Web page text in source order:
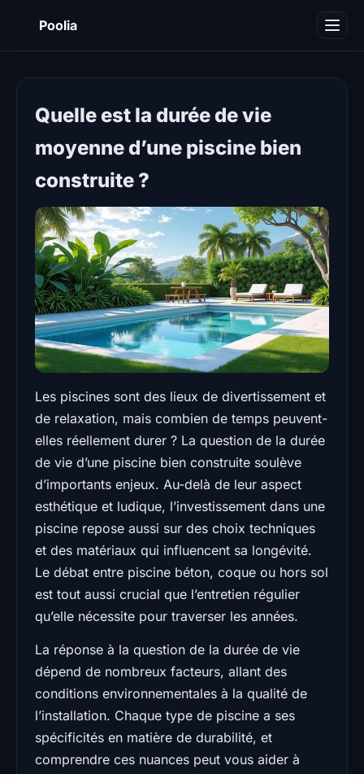
Poolia
Travaux
Divers
Quelle est la durée de vie
moyenne d’une piscine bien
construite ?
Les piscines sont des lieux de divertissement et
de relaxation, mais combien de temps peuvent-
elles réellement durer ? La question de la durée
de vie d’une piscine bien construite soulève
d’importants enjeux. Au-delà de leur aspect
esthétique et ludique, l’investissement dans une
piscine repose aussi sur des choix techniques
et des matériaux qui influencent sa longévité.
Le débat entre piscine béton, coque ou hors sol
est tout aussi crucial que l’entretien régulier
qu’elle nécessite pour traverser les années.
La réponse à la question de la durée de vie
dépend de nombreux facteurs, allant des
conditions environnementales à la qualité de
l’installation. Chaque type de piscine a ses
spécificités en matière de durabilité, et
comprendre ces nuances peut vous aider à